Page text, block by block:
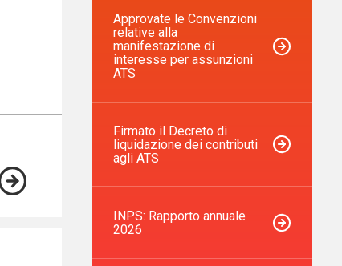
Approvate le Convenzioni
relative alla
manifestazione di
interesse per assunzioni
ATS
Firmato il Decreto di
liquidazione dei contributi
agli ATS
INPS: Rapporto annuale
2026